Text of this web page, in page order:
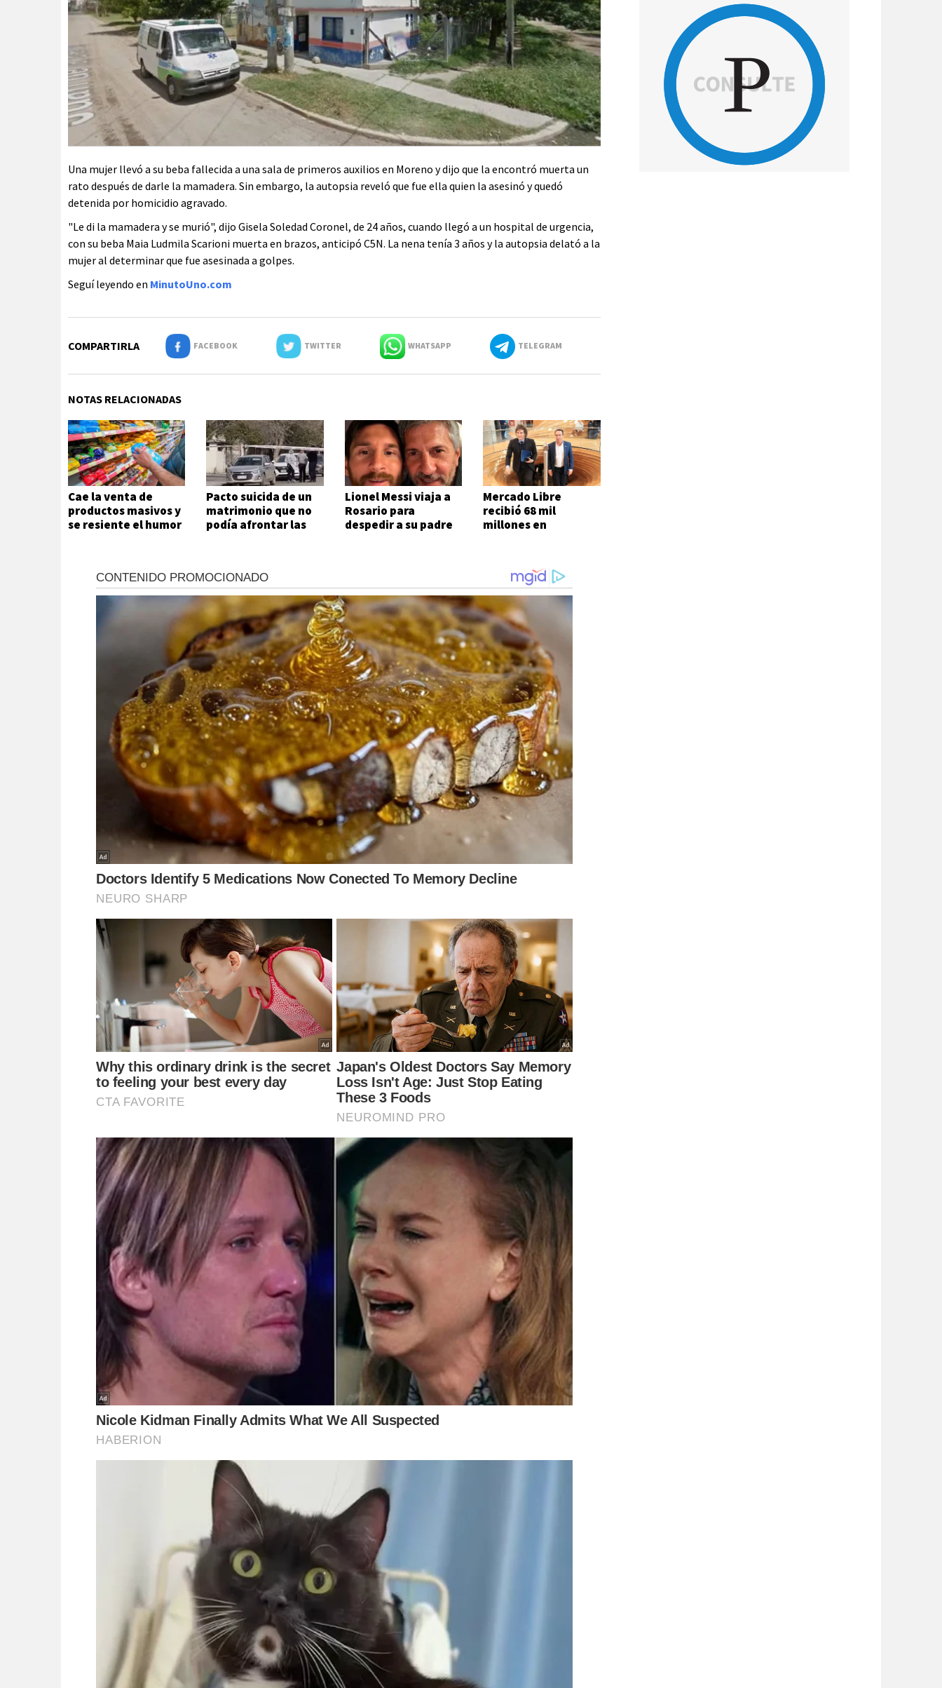
Una mujer llevó a su beba fallecida a una sala de primeros auxilios en Moreno y dijo que la encontró muerta un
rato después de darle la mamadera. Sin embargo, la autopsia reveló que fue ella quien la asesinó y quedó
detenida por homicidio agravado.
"Le di la mamadera y se murió", dijo Gisela Soledad Coronel, de 24 años, cuando llegó a un hospital de urgencia,
con su beba Maia Ludmila Scarioni muerta en brazos, anticipó C5N. La nena tenía 3 años y la autopsia delató a la
mujer al determinar que fue asesinada a golpes.
Seguí leyendo en MinutoUno.com
COMPARTIRLA FACEBOOK TWITTER WHATSAPP TELEGRAM
NOTAS RELACIONADAS
Cae la venta de
productos masivos y
se resiente el humor
Pacto suicida de un
matrimonio que no
podía afrontar las
Lionel Messi viaja a
Rosario para
despedir a su padre
Mercado Libre
recibió 68 mil
millones en